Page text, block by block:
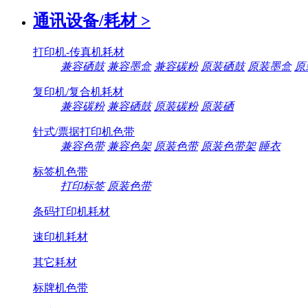
通讯设备/耗材 >
打印机-传真机耗材
兼容硒鼓 兼容墨盒 兼容碳粉 原装硒鼓 原装墨盒
复印机/复合机耗材
兼容碳粉 兼容硒鼓 原装碳粉 原装硒
针式/票据打印机色带
兼容色带 兼容色架 原装色带 原装色带架 睡衣
标签机色带
打印标签 原装色带
条码打印机耗材
速印机耗材
其它耗材
标牌机色带